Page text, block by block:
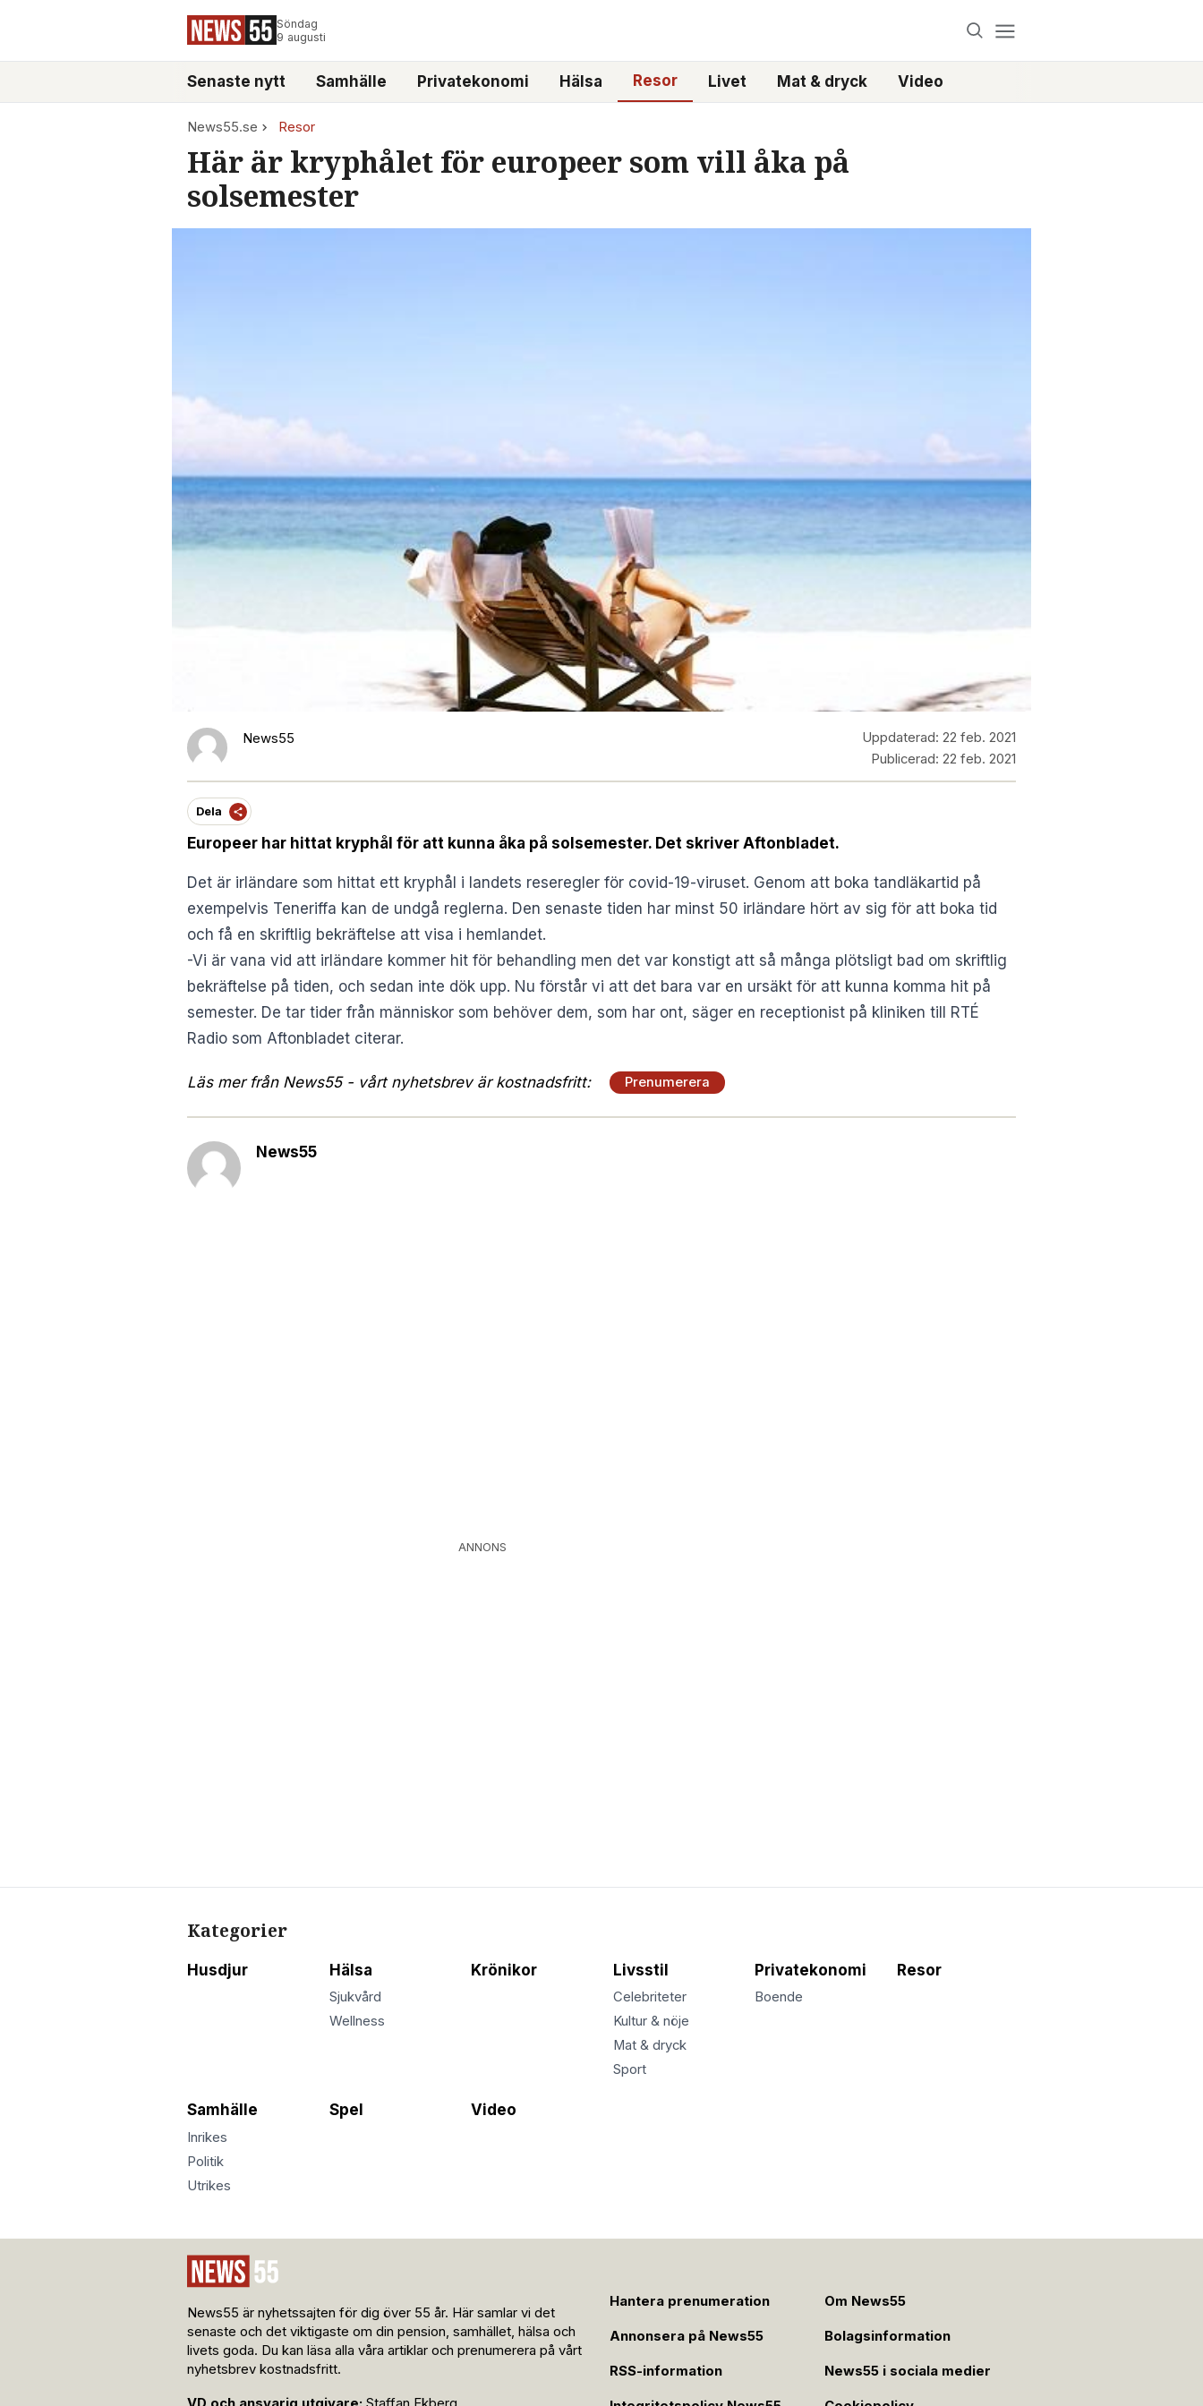
Söndag
9 augusti
Senaste nytt Samhälle Privatekonomi Hälsa Resor Livet Mat & dryck Video
News55.se Resor
Här är kryphålet för europeer som vill åka på
solsemester
News55 Uppdaterad: 22 feb. 2021
Publicerad: 22 feb. 2021
Dela
Europeer har hittat kryphål för att kunna åka på solsemester. Det skriver Aftonbladet.
Det är irländare som hittat ett kryphål i landets reseregler för covid-19-viruset. Genom att boka tandläkartid på
exempelvis Teneriffa kan de undgå reglerna. Den senaste tiden har minst 50 irländare hört av sig för att boka tid
och få en skriftlig bekräftelse att visa i hemlandet.
-Vi är vana vid att irländare kommer hit för behandling men det var konstigt att så många plötsligt bad om skriftlig
bekräftelse på tiden, och sedan inte dök upp. Nu förstår vi att det bara var en ursäkt för att kunna komma hit på
semester. De tar tider från människor som behöver dem, som har ont, säger en receptionist på kliniken till RTÉ
Radio som Aftonbladet citerar.
Läs mer från News55 - vårt nyhetsbrev är kostnadsfritt: Prenumerera
News55
ANNONS
Kategorier
Husdjur Hälsa
Sjukvård
Wellness
Krönikor Livsstil
Celebriteter
Kultur & nöje
Mat & dryck
Sport
Privatekonomi
Boende
Resor
Samhälle
Inrikes
Politik
Utrikes
Spel Video
News55 är nyhetssajten för dig över 55 år. Här samlar vi det
senaste och det viktigaste om din pension, samhället, hälsa och
livets goda. Du kan läsa alla våra artiklar och prenumerera på vårt
nyhetsbrev kostnadsfritt.
Hantera prenumeration Om News55
Annonsera på News55 Bolagsinformation
RSS-information News55 i sociala medier